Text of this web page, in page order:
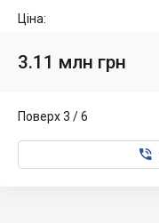
Ціна:
3.11 млн грн
Поверх 3 / 6
